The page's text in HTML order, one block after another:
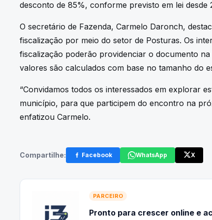
desconto de 85%, conforme previsto em lei desde
O secretário de Fazenda, Carmelo Daronch,
fiscalização por meio do setor de Posturas. Os
fiscalização poderão providenciar o documento
valores são calculados com base no tamanho do
“Convidamos todos os interessados em explorar
município, para que participem do encontro na
enfatizou Carmelo.
Compartilhe: Facebook WhatsApp X
PARCEIRO
Pronto para crescer online e